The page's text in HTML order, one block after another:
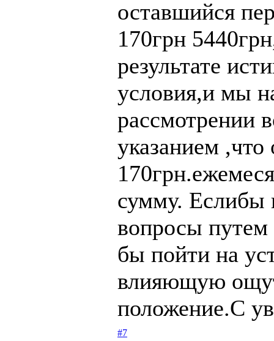
оставшийся
170грн
результате
условия,и мы
рассмотрении
указанием
сумму. Еслибы
вопросы
бы пойти на
влияющую
положение.С
#7